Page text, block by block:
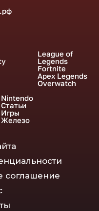
League of
Legends
Fortnite
Apex Legends
Overwatch
Nintendo
Статьи
Игры
Железо
соглашение